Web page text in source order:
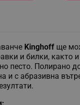
Kinghoff ще
и билки, както
песто. Полирано
и с абразивна